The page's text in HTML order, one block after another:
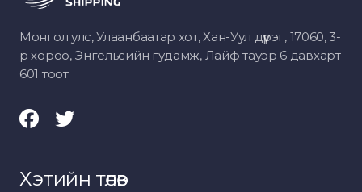
Монгол улс, Улаанбаатар хот, Хан-Уул дүүрэг, 17060, 3-
р хороо, Энгельсийн гудамж, Лайф тауэр 6 давхарт
601 тоот
Хэтийн төлөв